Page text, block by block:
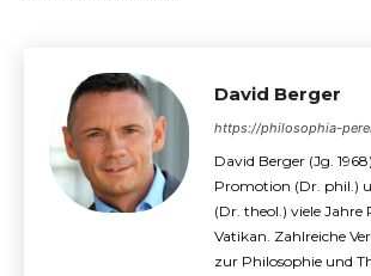
David Berger
https://philosophia-
David Berger (Jg.
Promotion (Dr. phil.)
(Dr. theol.) viele Jahre
Vatikan. Zahlreiche
zur Philosophie und